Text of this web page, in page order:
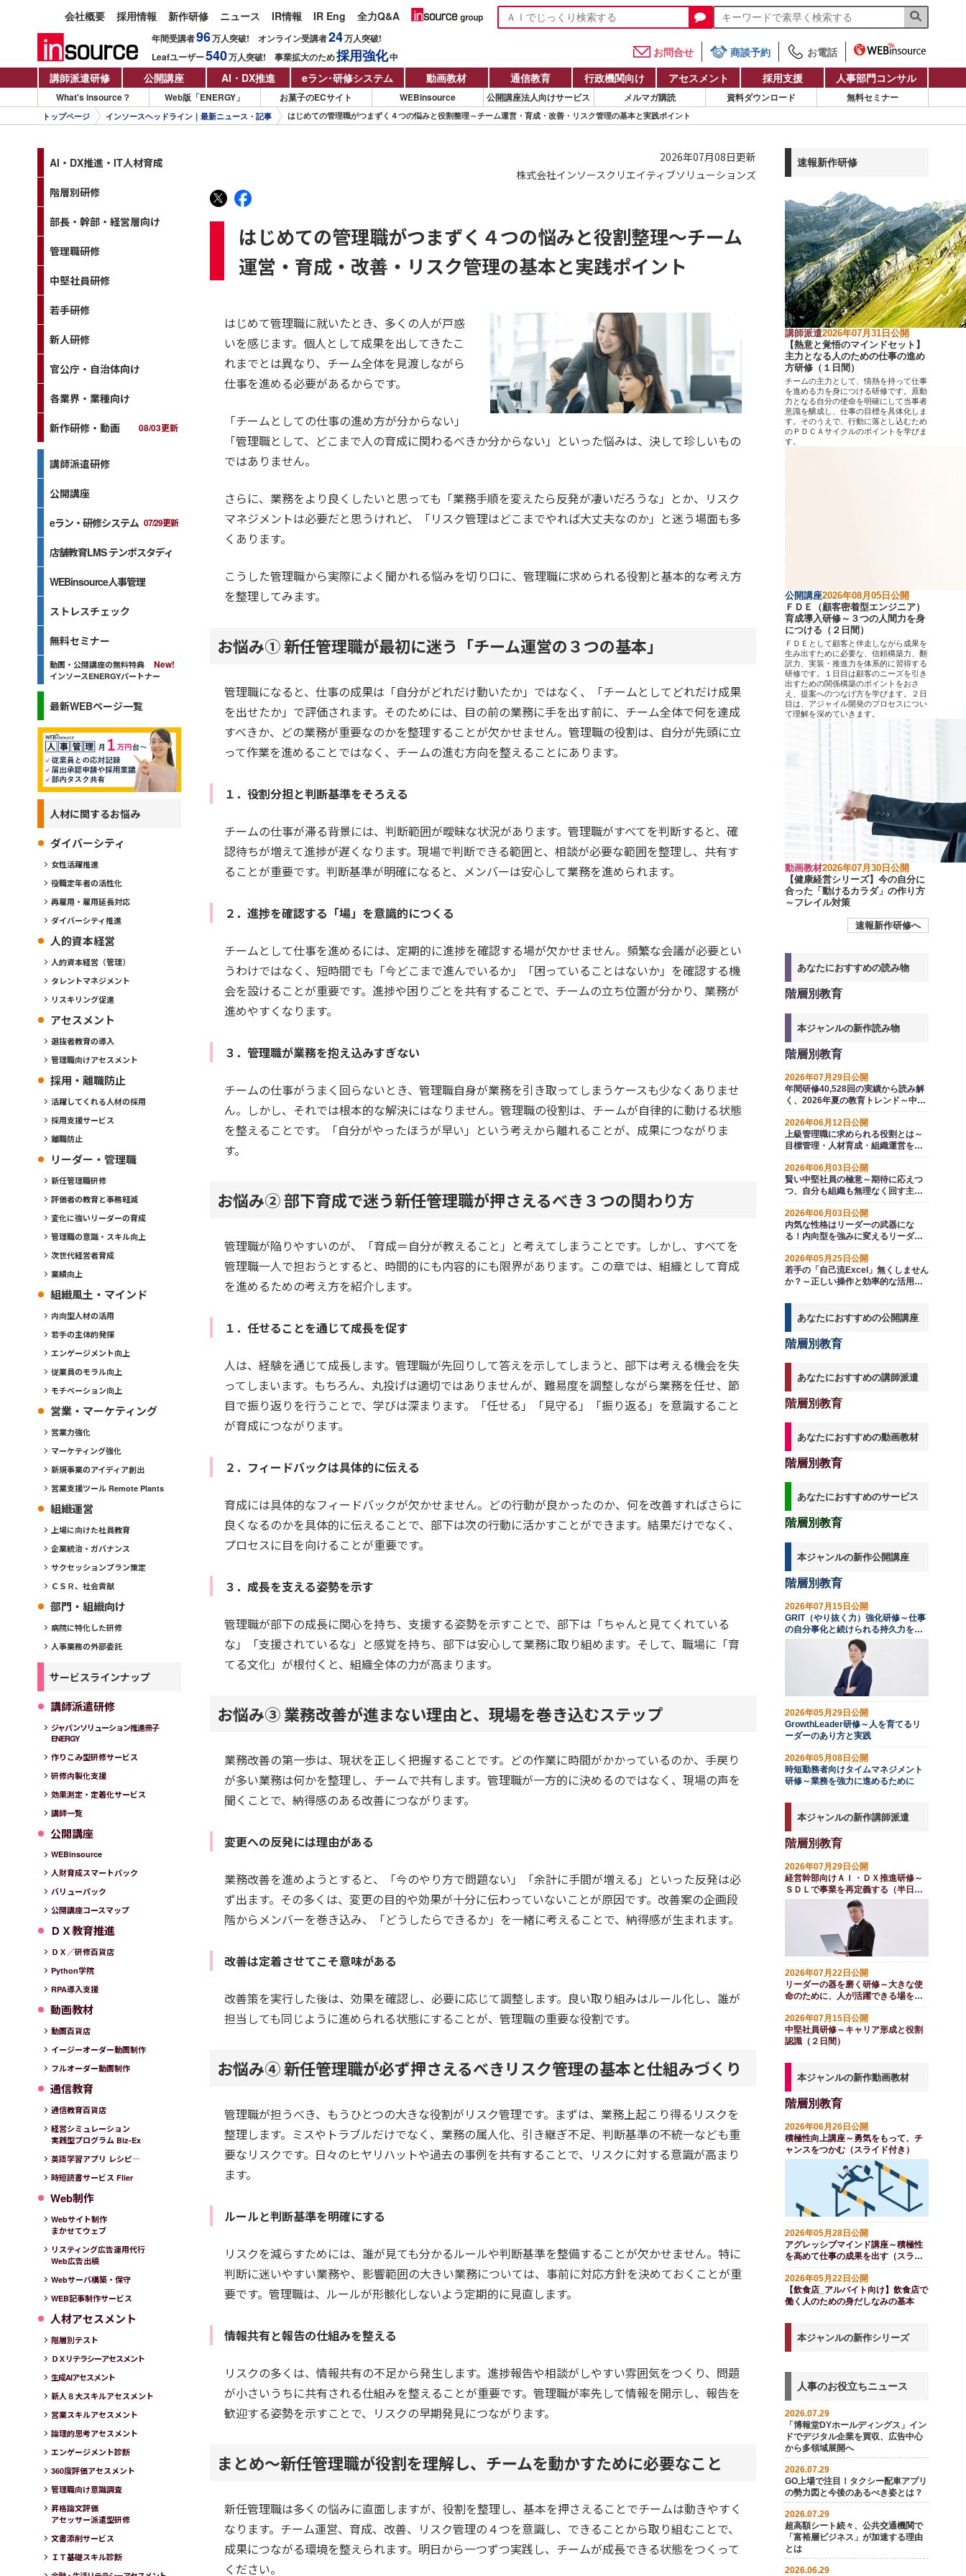
会社概要 採用情報 新作研修 ニュース IR情報 IR Eng 全力Q&A
年間受講者96万人突破! オンライン受講者24万人突破!
Leafユーザー540万人突破! 事業拡大のため採用強化中 お問合せ 商談予約
お電話
講師派遣研修
公開講座 AI・DX推進 eラン・研修システム 動画教材 通信教育 行政機関向け アセスメント 採用支援 人事部門コンサル
What's insource？ Web版「ENERGY」 お菓子のECサイト WEBinsource 公開講座法人向けサービス メルマガ購読 資料ダウンロード 無料セミナー
トップページ インソースヘッドライン｜最新ニュース・記事 はじめての管理職がつまずく４つの悩みと役割整理～チーム運営・育成・改善・リスク管理の基本と実践ポイント
2026年07月08日更新
株式会社インソースクリエイティブソリューションズ
はじめての管理職がつまずく４つの悩みと役割整理～チーム
運営・育成・改善・リスク管理の基本と実践ポイント
はじめて管理職に就いたとき、多くの人が戸惑
いを感じます。個人として成果を出してきたこ
れまでとは異なり、チーム全体を見渡しながら
仕事を進める必要があるからです。
「チームとしての仕事の進め方が分からない」
「管理職として、どこまで人の育成に関わるべきか分からない」といった悩みは、決して珍しいもの
ではありません。
さらに、業務をより良くしたいと思っても「業務手順を変えたら反発が凄いだろうな」とか、リスク
マネジメントは必要だと思うけれど、「リスク管理はどこまでやれば大丈夫なのか」と迷う場面も多
くあります。
こうした管理職から実際によく聞かれる悩みを切り口に、管理職に求められる役割と基本的な考え方
を整理してみます。
お悩み① 新任管理職が最初に迷う「チーム運営の３つの基本」
管理職になると、仕事の成果は「自分がどれだけ動いたか」ではなく、「チームとしてどれだけ成果
を出せたか」で評価されます。そのためには、目の前の業務に手を出す前に、チーム全体で何を達成
すべきか、どの業務が重要なのかを整理することが欠かせません。管理職の役割は、自分が先頭に立
って作業を進めることではなく、チームの進む方向を整えることにあります。
１．役割分担と判断基準をそろえる
チームの仕事が滞る背景には、判断範囲が曖昧な状況があります。管理職がすべてを判断すると、確
認待ちが増えて進捗が遅くなります。現場で判断できる範囲と、相談が必要な範囲を整理し、共有す
ることが重要です。判断基準が明確になると、メンバーは安心して業務を進められます。
２．進捗を確認する「場」を意識的につくる
チームとして仕事を進めるには、定期的に進捗を確認する場が欠かせません。頻繁な会議が必要とい
うわけではなく、短時間でも「今どこまで進んでいるか」「困っていることはないか」を確認する機
会を設けることが重要です。進捗や困りごとを共有することで、チームの立ち位置が分かり、業務が
進めやすくなります。
３．管理職が業務を抱え込みすぎない
チームの仕事がうまく回らないとき、管理職自身が業務を引き取ってしまうケースも少なくありませ
ん。しかし、それでは根本的な解決にはなりません。管理職の役割は、チームが自律的に動ける状態
を整えることです。「自分がやったほうが早い」という考えから離れることが、成果につながりま
す。
お悩み② 部下育成で迷う新任管理職が押さえるべき３つの関わり方
管理職が陥りやすいのが、「育成＝自分が教えること」と考えてしまうことです。しかし、すべてを
管理職一人で担おうとすると、時間的にも内容的にも限界があります。この章では、組織として育成
を進めるための考え方を紹介します。
１．任せることを通じて成長を促す
人は、経験を通じて成長します。管理職が先回りして答えを示してしまうと、部下は考える機会を失
ってしまいます。もちろん、丸投げは適切ではありませんが、難易度を調整しながら業務を任せ、節
目で振り返りを行うことで、学びは深まります。「任せる」「見守る」「振り返る」を意識すること
が育成につながります。
２．フィードバックは具体的に伝える
育成には具体的なフィードバックが欠かせません。どの行動が良かったのか、何を改善すればさらに
良くなるのかを具体的に伝えることで、部下は次の行動に活かすことができます。結果だけでなく、
プロセスに目を向けることが重要です。
３．成長を支える姿勢を示す
管理職が部下の成長に関心を持ち、支援する姿勢を示すことで、部下は「ちゃんと見てくれている
な」「支援されているな」と感覚を持ち、部下は安心して業務に取り組めます。そして、職場に「育
てる文化」が根付くと、組織全体の力が高まります。
お悩み③ 業務改善が進まない理由と、現場を巻き込むステップ
業務改善の第一歩は、現状を正しく把握することです。どの作業に時間がかかっているのか、手戻り
が多い業務は何かを整理し、チームで共有します。管理職が一方的に決めるのではなく、現場の声を
聞くことで、納得感のある改善につながります。
変更への反発には理由がある
業務改善を進めようとすると、「今のやり方で問題ない」「余計に手間が増える」といった反発は必
ず出ます。その多くは、変更の目的や効果が十分に伝わっていないことが原因です。改善案の企画段
階からメンバーを巻き込み、「どうしたらできるか」を一緒に考えることで、納得感が生まれます。
改善は定着させてこそ意味がある
改善策を実行した後は、効果を確認し、必要に応じて調整します。良い取り組みはルール化し、誰が
担当しても同じように進められる状態にすることが、管理職の重要な役割です。
お悩み④ 新任管理職が必ず押さえるべきリスク管理の基本と仕組みづくり
管理職が担うべき、もうひとつの大きな役割がリスク管理です。まずは、業務上起こり得るリスクを
整理します。ミスやトラブルだけでなく、業務の属人化、引き継ぎ不足、判断基準の不統一なども重
要なリスクです。日々のヒヤリハットや過去の事例を共有することで、リスクに対する意識が高まり
ます。
ルールと判断基準を明確にする
リスクを減らすためには、誰が見ても分かるルールや判断基準を整備することが欠かせません。特に
判断に迷いやすい業務や、影響範囲の大きい業務については、事前に対応方針を決めておくことが重
要です。管理職は、ルールが形骸化しないよう定期的に見直します。
情報共有と報告の仕組みを整える
リスクの多くは、情報共有の不足から発生します。進捗報告や相談がしやすい雰囲気をつくり、問題
が小さいうちに共有される仕組みを整えることが重要です。管理職が率先して情報を開示し、報告を
歓迎する姿勢を示すことで、リスクの早期発見につながります。
まとめ～新任管理職が役割を理解し、チームを動かすために必要なこと
新任管理職は多くの悩みに直面しますが、役割を整理し、基本を押さえることでチームは動きやすく
なります。チーム運営、育成、改善、リスク管理の４つを意識し、できることから取り組むことで、
成果につながる環境を整えられます。明日から一つずつ実践し、チームが成長できる状態をつくって
ください。
AI・DX推進・IT人材育成
階層別研修
部長・幹部・経営層向け
管理職研修
中堅社員研修
若手研修
新人研修
官公庁・自治体向け
各業界・業種向け
新作研修・動画 08/03更新
講師派遣研修
公開講座
eラン・研修システム 07/29更新
店舗教育LMS テンポスタディ
WEBinsource人事管理
ストレスチェック
無料セミナー
動画・公開講座の無料特典
インソースENERGYパートナー
最新WEBページ一覧
人材に関するお悩み
ダイバーシティ
女性活躍推進
役職定年者の活性化
再雇用・雇用延長対応
ダイバーシティ推進
人的資本経営
人的資本経営（管理）
タレントマネジメント
リスキリング促進
アセスメント
選抜者教育の導入
管理職向けアセスメント
採用・離職防止
活躍してくれる人材の採用
採用支援サービス
離職防止
リーダー・管理職
新任管理職研修
評価者の教育と事務軽減
変化に強いリーダーの育成
管理職の意識・スキル向上
次世代経営者育成
業績向上
組織風土・マインド
内向型人材の活用
若手の主体的発揮
エンゲージメント向上
従業員のモラル向上
モチベーション向上
営業・マーケティング
営業力強化
マーケティング強化
新規事業のアイディア創出
営業支援ツール Remote Plants
組織運営
上場に向けた社員教育
企業統治・ガバナンス
サクセッションプラン策定
ＣＳＲ、社会貢献
部門・組織向け
病院に特化した研修
人事業務の外部委託
サービスラインナップ
講師派遣研修
ジャパンソリューション推進冊子
ENERGY
作りこみ型研修サービス
研修内製化支援
効果測定・定着化サービス
講師一覧
公開講座
WEBinsource
人財育成スマートパック
バリューパック
公開講座コースマップ
ＤＸ教育推進
ＤＸ／研修百貨店
Python学院
RPA導入支援
動画教材
動画百貨店
イージーオーダー動画制作
フルオーダー動画制作
通信教育
通信教育百貨店
経営シミュレーション
実践型プログラム Biz-Ex
英語学習アプリ レシピ―
時短読書サービス Flier
Web制作
Webサイト制作
まかせてウェブ
リスティング広告運用代行
Web広告出稿
Webサーバ構築・保守
WEB記事制作サービス
人材アセスメント
階層別テスト
ＤＸリテラシーアセスメント
生成AIアセスメント
新人８大スキルアセスメント
営業スキルアセスメント
論理的思考アセスメント
エンゲージメント診断
360度評価アセスメント
管理職向け意識調査
昇格論文評価
アセッサー派遣型研修
文書添削サービス
ＩＴ基礎スキル診断
速報新作研修
講師派遣2026年07月31日公開
【熱意と覚悟のマインドセット】
主力となる人のための仕事の進め
方研修（１日間）
チームの主力として、情熱を持って仕事
を進める力を身につける研修です。原動
力となる自分の使命を明確にして当事者
意識を醸成し、仕事の目標を具体化しま
す。そのうえで、行動に落とし込むため
のＰＤＣＡサイクルのポイントを学びま
す。
公開講座2026年08月05日公開
ＦＤＥ（顧客密着型エンジニア）
育成導入研修～３つの人間力を身
につける（２日間）
ＦＤＥとして顧客と伴走しながら成果を
生み出すために必要な、信頼構築力、翻
訳力、実装・推進力を体系的に習得する
研修です。１日目は顧客のニーズを引き
出すための関係構築のポイントをおさ
え、提案へのつなげ方を学びます。２日
目は、アジャイル開発のプロセスについ
て理解を深めていきます。
動画教材2026年07月30日公開
【健康経営シリーズ】今の自分に
合った「動けるカラダ」の作り方
～フレイル対策
速報新作研修へ
あなたにおすすめの読み物
階層別教育
本ジャンルの新作読み物
階層別教育
2026年07月29日公開
年間研修40,528回の実績から読み解
く、2026年夏の教育トレンド～中堅
が分かれ道
2026年06月12日公開
上級管理職に求められる役割とは～
目標管理・人材育成・組織運営を実
策
2026年06月03日公開
賢い中堅社員の極意～期待に応えつ
つ、自分も組織も無理なく回す主導
2026年06月03日公開
内気な性格はリーダーの武器にな
る！内向型を強みに変えるリーダー
2026年05月25日公開
若手の「自己流Excel」無くしません
か？～正しい操作と効率的な活用法
あなたにおすすめの公開講座
階層別教育
あなたにおすすめの講師派遣
階層別教育
あなたにおすすめの動画教材
階層別教育
あなたにおすすめのサービス
階層別教育
本ジャンルの新作公開講座
階層別教育
2026年07月15日公開
GRIT（やり抜く力）強化研修～仕事
の自分事化と続けられる持久力を育
む
2026年05月29日公開
GrowthLeader研修～人を育てるリ
ーダーのあり方と実践
2026年05月08日公開
時短勤務者向けタイムマネジメント
研修～業務を強力に進めるために
本ジャンルの新作講師派遣
階層別教育
2026年07月29日公開
経営幹部向けＡＩ・ＤＸ推進研修～
ＳＤＬで事業を再定義する（半日
間）
2026年07月22日公開
リーダーの器を磨く研修～大きな使
命のために、人が活躍できる場を開
2026年07月15日公開
中堅社員研修～キャリア形成と役割
認識（２日間）
本ジャンルの新作動画教材
階層別教育
2026年06月26日公開
積極性向上講座～勇気をもって、チ
ャンスをつかむ（スライド付き）
2026年05月28日公開
アグレッシブマインド講座～積極性
を高めて仕事の成果を出す（スライ
2026年05月22日公開
【飲食店_アルバイト向け】飲食店で
働く人のための身だしなみの基本
本ジャンルの新作シリーズ
人事のお役立ちニュース
2026.07.29
「博報堂DYホールディングス」イン
ドでデジタル企業を買収、広告中心
から多領域展開へ
2026.07.29
GO上場で注目！タクシー配車アプリ
の勢力図と今後のあるべき姿とは？
2026.07.29
超高額シート続々、公共交通機関で
「富裕層ビジネス」が加速する理由
とは
2026.06.29